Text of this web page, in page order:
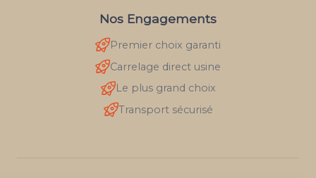
Nos Engagements
Premier choix garanti
Carrelage direct usine
Le plus grand choix
Transport sécurisé